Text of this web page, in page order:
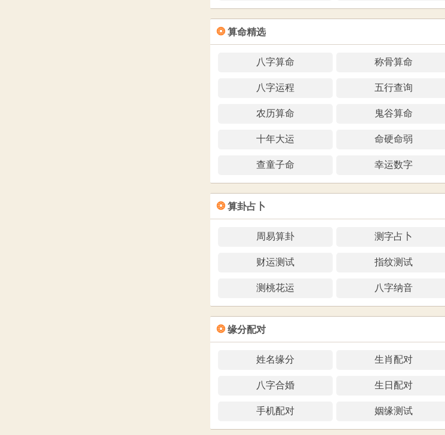
❂ 算命精选
八字算命 称骨算命
八字运程 五行查询
农历算命 鬼谷算命
十年大运 命硬命弱
查童子命 幸运数字
❂ 算卦占卜
周易算卦 测字占卜
财运测试 指纹测试
测桃花运 八字纳音
❂ 缘分配对
姓名缘分 生肖配对
八字合婚 生日配对
手机配对 姻缘测试